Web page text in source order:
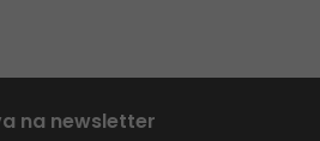
na newsletter